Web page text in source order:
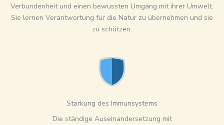
Verbundenheit und einen bewussten Umgang mit ihrer Umwelt.
Sie lernen Verantwortung für die Natur zu übernehmen und sie
zu schützen.
Stärkung des Immunsystems
Die ständige Auseinandersetzung mit